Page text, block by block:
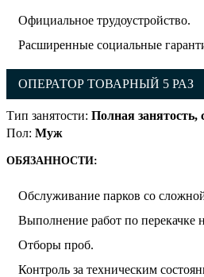
Официальное трудоустройство.
Расширенные социальные
ОПЕРАТОР ТОВАРНЫЙ 5 РАЗ
Тип занятости: Полная
Пол: Муж
ОБЯЗАННОСТИ:
Обслуживание парков со
Выполнение работ по перекачке
Отборы проб.
Контроль за техническим